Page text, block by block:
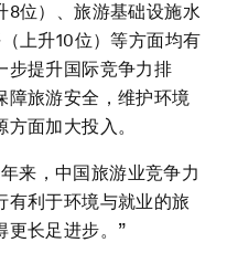
8位）、旅游基础设施水
上升10位）等方面均有
步提升国际竞争力排
障旅游安全，维护环境
面加大投入。
来，中国旅游业竞争力
有利于环境与就业的旅
更长足进步。”